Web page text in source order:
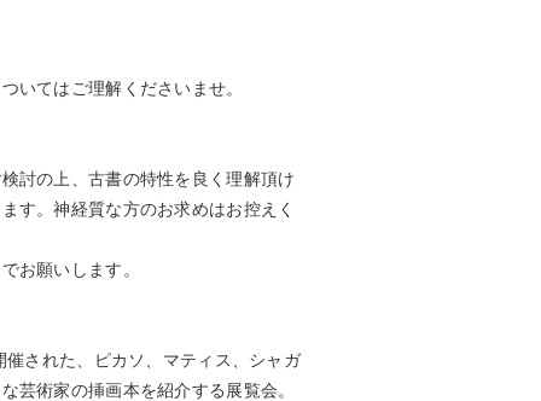
いてはご理解くださいませ。
討の上、古書の特性を良く理解頂け
す。神経質な方のお求めはお控えく
お願いします。
された、ピカソ、マティス、シャガ
芸術家の挿画本を紹介する展覧会。